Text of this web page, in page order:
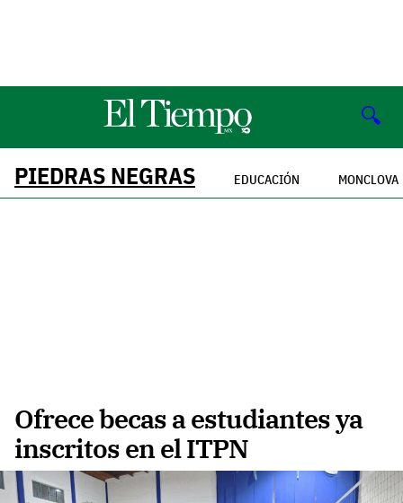
🔍
PIEDRAS NEGRAS EDUCACIÓN MONCLOVA
Ofrece becas a estudiantes ya
inscritos en el ITPN